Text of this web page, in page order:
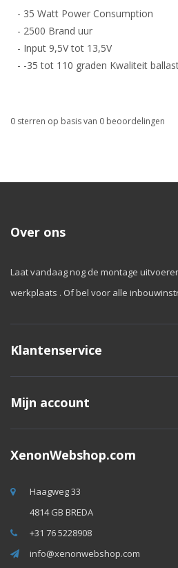
- 35 Watt Power Consumption
- 2500 Brand uur
- Input 9,5V tot 13,5V
- -35 tot 110 graden Kwaliteit
0 sterren op basis van 0 beoordelingen
Over ons
Laat vandaag nog de montage
werkplaats . Of bel voor alle
Klantenservice
Mijn account
XenonWebshop.com
Haagweg 33
4814 GB BREDA
+31 76 5228908
info@xenonwebshop.com